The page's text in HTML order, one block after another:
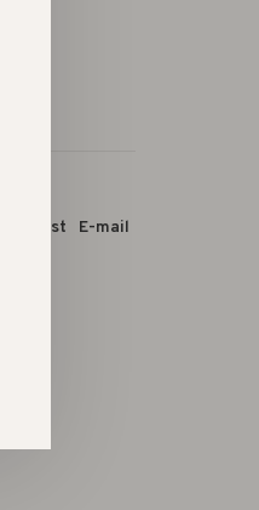
Pinterest E-mail